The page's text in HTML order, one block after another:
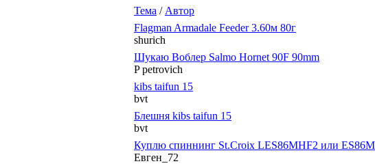
Тема / Автор
Flagman Armadale Feeder 3.60м 80г
shurich
Шукаю Воблер Salmo Hornet 90F 90mm
P petrovich
kibs taifun 15
bvt
Блешня kibs taifun 15
bvt
Куплю спиннинг St.Croix LES86MHF2 или
Евген_72